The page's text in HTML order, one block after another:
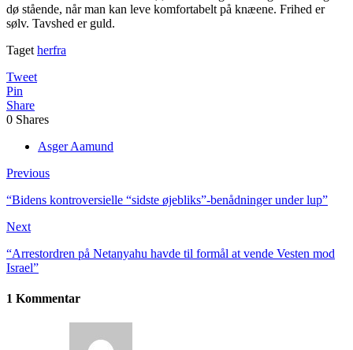
dø stående, når man kan leve komfortabelt på knæene. Frihed er
sølv. Tavshed er guld.
Taget herfra
Tweet
Pin
Share
0 Shares
Asger Aamund
Previous
“Bidens kontroversielle “sidste øjebliks”-benådninger under lup”
Next
“Arrestordren på Netanyahu havde til formål at vende Vesten mod
Israel”
1 Kommentar